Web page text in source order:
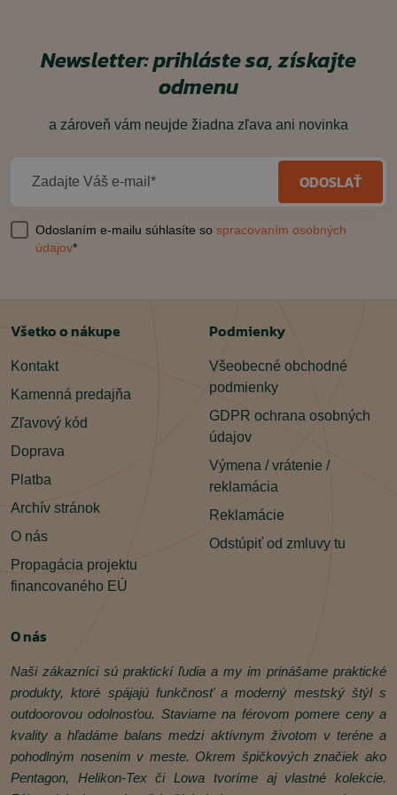
Newsletter: prihláste sa, získajte
odmenu
a zároveň vám neujde žiadna zľava ani novinka
Zadajte Váš e-mail* ODOSLAŤ
Odoslaním e-mailu súhlasíte so spracovaním osobných
údajov*
Všetko o nákupe
Kontakt
Kamenná predajňa
Zľavový kód
Doprava
Platba
Archív stránok
O nás
Propagácia projektu
financovaného EÚ
Podmienky
Všeobecné obchodné
podmienky
GDPR ochrana osobných
údajov
Výmena / vrátenie /
reklamácia
Reklamácie
Odstúpiť od zmluvy tu
O nás
Naši zákazníci sú praktickí ľudia a my im prinášame praktické
produkty, ktoré spájajú funkčnosť a moderný mestský štýl s
outdoorovou odolnosťou. Staviame na férovom pomere ceny a
kvality a hľadáme balans medzi aktívnym životom v teréne a
pohodlným nosením v meste. Okrem špičkových značiek ako
Pentagon, Helikon‑Tex či Lowa tvoríme aj vlastné kolekcie.